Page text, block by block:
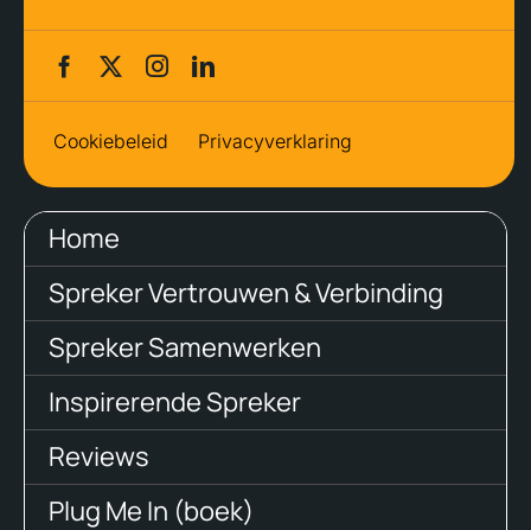
Cookiebeleid Privacyverklaring
Home
Spreker Vertrouwen & Verbinding
Spreker Samenwerken
Inspirerende Spreker
Reviews
Plug Me In (boek)